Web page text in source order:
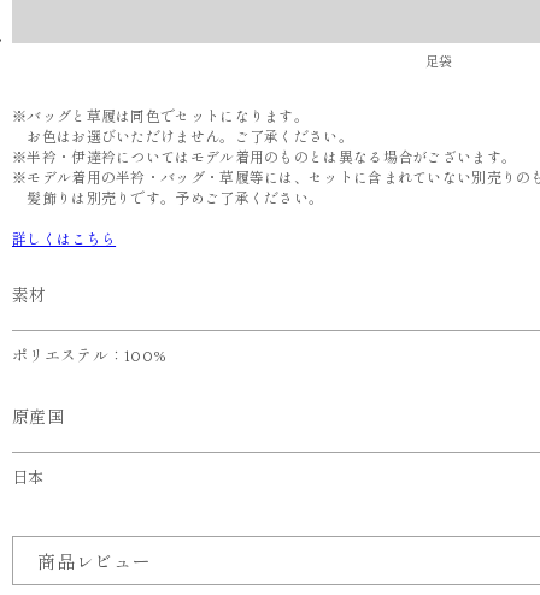
足袋
※バッグと草履は同色でセットになります。
お色はお選びいただけません。ご了承ください。
※半衿・伊達衿についてはモデル着用のものとは異なる場合がございます。
※モデル着用の半衿・バッグ・草履等には、セットに含まれていない別売りの
髪飾りは別売りです。予めご了承ください。
詳しくはこちら
素材
ポリエステル：100%
原産国
日本
商品レビュー